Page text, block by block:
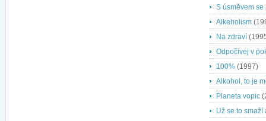
S úsměvem se
Alkeholism
Na zdraví
Odpočívej v
100% (1997)
Alkohol, to je
Planeta vopic
Už se to smaží